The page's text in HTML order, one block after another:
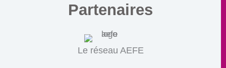
Partenaires
Le réseau AEFE